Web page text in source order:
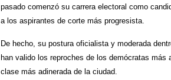
pasado comenzó su carrera electoral como
a los aspirantes de corte más progresista.
De hecho, su postura oficialista y moderada
han valido los reproches de los demócratas
clase más adinerada de la ciudad.